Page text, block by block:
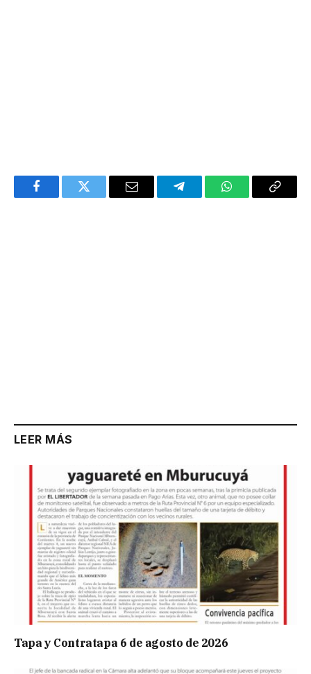
FacebookTwitter Email TelegramWhatsAppCopy
LEER MÁS
Tapa y Contratapa 6 de agosto de 2026